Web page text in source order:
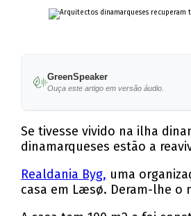
GreenSpeaker
Ouça este artigo em versão áudio.
Se tivesse vivido na ilha
dinamarqueses estão a
Realdania Byg, uma
casa em Læsø. Deram-lhe o